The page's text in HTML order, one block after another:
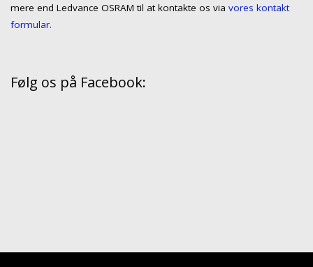
mere end Ledvance OSRAM til at kontakte os via vores kontakt
formular.
Følg os på Facebook: